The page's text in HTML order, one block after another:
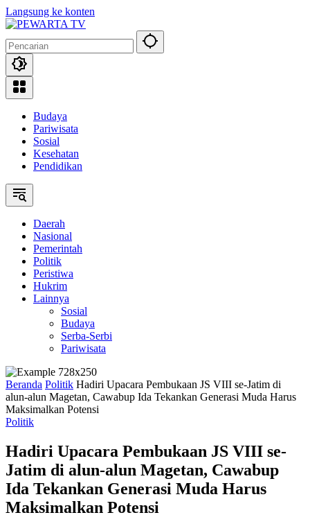
Langsung ke konten
Budaya
Pariwisata
Sosial
Kesehatan
Pendidikan
Daerah
Nasional
Pemerintah
Politik
Peristiwa
Hukrim
Lainnya
Sosial
Budaya
Serba-Serbi
Pariwisata
Beranda Politik Hadiri Upacara Pembukaan JS VIII se-Jatim di
alun-alun Magetan, Cawabup Ida Tekankan Generasi Muda Harus
Maksimalkan Potensi
Politik
Hadiri Upacara Pembukaan JS VIII se-
Jatim di alun-alun Magetan, Cawabup
Ida Tekankan Generasi Muda Harus
Maksimalkan Potensi